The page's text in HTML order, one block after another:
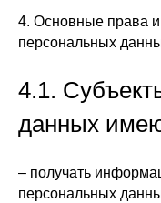
4. Основные права и
персональных
4.1.
данных
– получать
персональных